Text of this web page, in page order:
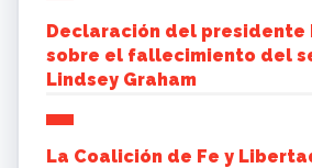
Declaración del presidente
sobre el fallecimiento del
Lindsey Graham
La Coalición de Fe y